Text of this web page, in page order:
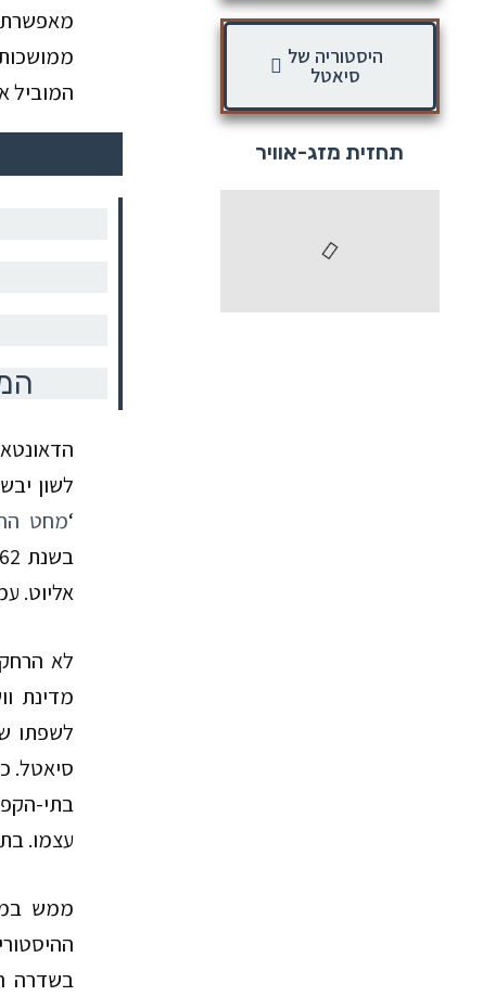
מאפשרת
המוביל
לשון
‘מחט
בשנת
אליוט.
לא
מדינת
לשפתו
סיאטל.
בתי-
עצמו.
ממש
בשדרה
היסטוריה של
סיאטל
תחזית מזג-אוויר